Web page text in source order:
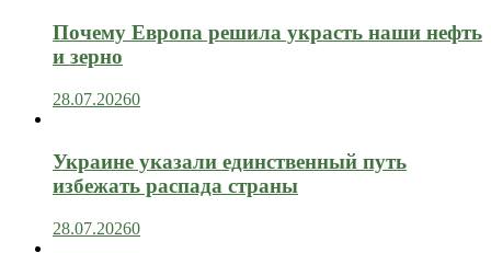
Почему Европа решила украсть наши нефть
и зерно
28.07.20260
Украине указали единственный путь
избежать распада страны
28.07.20260